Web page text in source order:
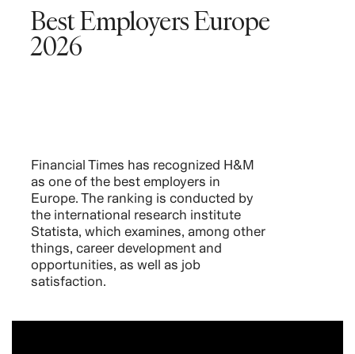
Best Employers Europe
2026
Financial Times has recognized H&M
as one of the best employers in
Europe. The ranking is conducted by
the international research institute
Statista, which examines, among other
things, career development and
opportunities, as well as job
satisfaction.